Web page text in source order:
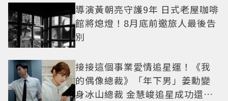
導演黃朝亮守護9年 日式老屋咖啡
館將熄燈！8月底前邀旅人最後告
別
接接這個事業愛情追星運！《我
的偶像總裁》「年下男」姜勳變
身冰山總裁 金慧峻追星成功還偶